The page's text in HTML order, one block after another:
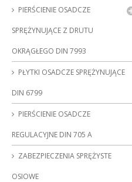
PIERŚCIENIE OSADCZE
SPRĘŻYNUJĄCE Z DRUTU
OKRĄGŁEGO DIN 7993
PŁYTKI OSADCZE SPRĘŻYNUJĄCE
DIN 6799
PIERŚCIENIE OSADCZE
REGULACYJNE DIN 705 A
ZABEZPIECZENIA SPRĘŻYSTE
OSIOWE